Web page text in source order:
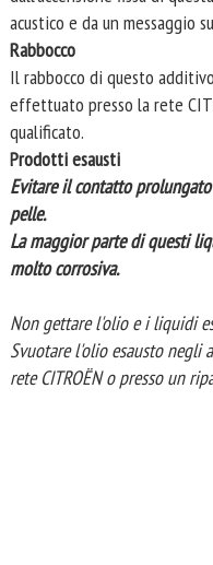
acustico e da un messaggio
Rabbocco
Il rabbocco di questo
effettuato presso la rete
qualificato.
Prodotti esausti
Evitare il contatto
pelle.
La maggior parte di questi
molto corrosiva.
Non gettare l'olio e i liquidi
Svuotare l'olio esausto negli
rete CITROËN o presso un